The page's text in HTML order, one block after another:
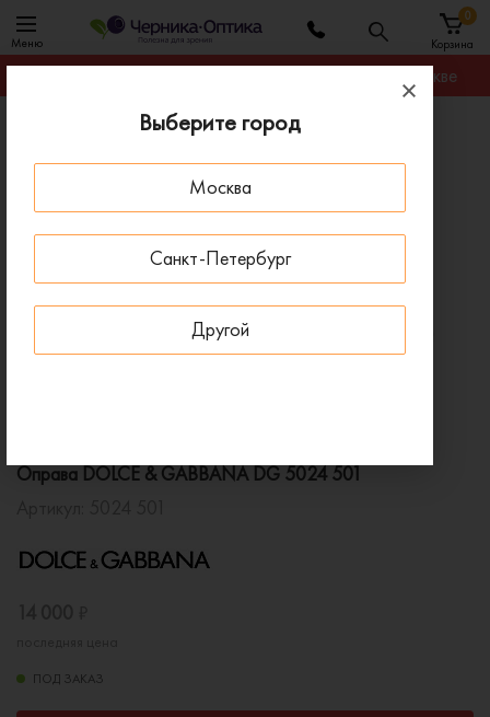
Выберите город
Москва
Санкт-Петербург
Другой
Меню Корзина
0
Гарантируем лучшую цену на любую оправу в Москве
Оправы для очков
Оправа DOLCE & GABBANA DG 5024 501
Оправа DOLCE & GABBANA DG 5024 501
ПОД ЗАКАЗ
ПОД ЗАКАЗ